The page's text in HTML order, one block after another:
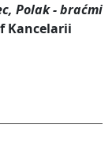
Polak - braćmi
Kancelarii